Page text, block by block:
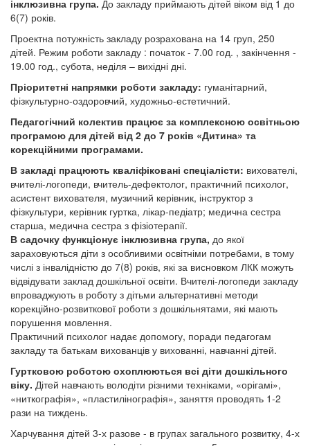
інклюзивна група. До закладу приймають дітей віком від 1 до
6(7) років.
Проектна потужність закладу розрахована на 14 груп, 250
дітей. Режим роботи закладу : початок - 7.00 год. , закінчення -
19.00 год., субота, неділя – вихідні дні.
Пріоритетні напрямки роботи закладу: гуманітарний,
фізкультурно-оздоровчий, художньо-естетичний.
Педагогічний колектив працює за комплексною освітньою
програмою для дітей від 2 до 7 років «Дитина» та
корекційними програмами.
В закладі працюють кваліфіковані спеціалісти: вихователі,
вчителі-логопеди, вчитель-дефектолог, практичний психолог,
асистент вихователя, музичний керівник, інструктор з
фізкультури, керівник гуртка, лікар-педіатр; медична сестра
старша, медична сестра з фізіотерапії.
В садочку функціонує інклюзивна група, до якої
зараховуються діти з особливими освітніми потребами, в тому
числі з інвалідністю до 7(8) років, які за висновком ЛКК можуть
відвідувати заклад дошкільної освіти. Вчителі-логопеди закладу
впроваджують в роботу з дітьми альтернативні методи
корекційно-розвиткової роботи з дошкільнятами, які мають
порушення мовлення.
Практичний психолог надає допомогу, поради педагогам
закладу та батькам вихованців у вихованні, навчанні дітей.
Гуртковою роботою охоплюються всі діти дошкільного
віку. Дітей навчають володіти різними техніками, «орігамі»,
«ниткографія», «пластилінографія», заняття проводять 1-2
рази на тиждень.
Харчування дітей 3-х разове - в групах загального розвитку, 4-х